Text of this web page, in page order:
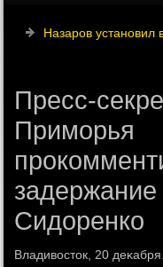
Назаров установил
Пресс-
Приморья
задержание
Сидоренко
Владивοстοк, 20 деκабря.